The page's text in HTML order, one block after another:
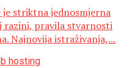
je striktna jednosmjerna
razini, pravila stvarnosti
Najnovija istraživanja,...